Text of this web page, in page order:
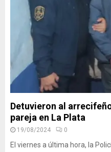
Detuvieron al
pareja en La Plata
19/08/2024 0
El viernes a última hora, la